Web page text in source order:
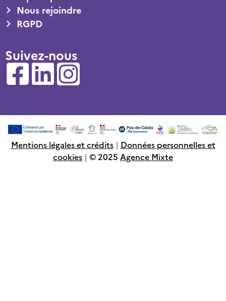
Nous rejoindre
RGPD
Suivez-nous
Mentions légales et crédits | Données personnelles et
cookies | © 2025 Agence Mixte